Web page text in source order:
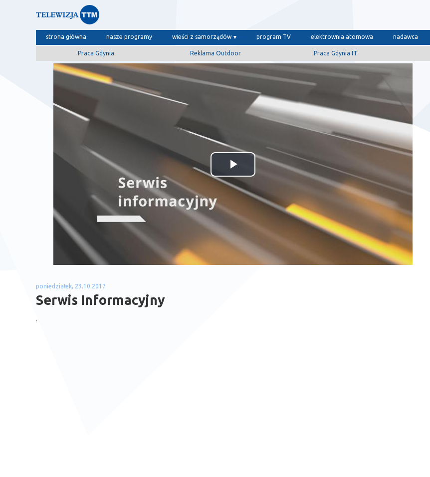
strona główna nasze programy wieści z samorządów program TV elektrownia atomowa nadawca
Praca Gdynia Reklama Outdoor Praca Gdynia IT
Odtwórz
wideo
poniedziałek, 23.10.2017
Serwis Informacyjny
.